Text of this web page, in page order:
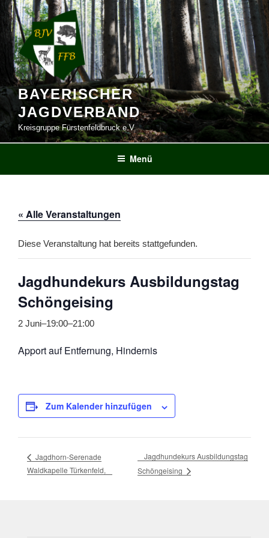
Zum
Inhalt
springen
BAYERISCHER
JAGDVERBAND
Kreisgruppe Fürstenfeldbruck e.V.
Menü
« Alle Veranstaltungen
Diese Veranstaltung hat bereits stattgefunden.
Jagdhundekurs Ausbildungstag
Schöngeising
2 Juni–19:00–21:00
Apport auf Entfernung, Hindernis
Zum Kalender hinzufügen
Jagdhorn-Serenade
Waldkapelle Türkenfeld,
Jagdhundekurs Ausbildungstag
Schöngeising